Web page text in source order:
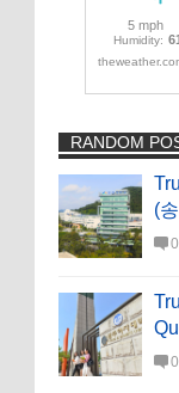
RANDOM
(
0
0